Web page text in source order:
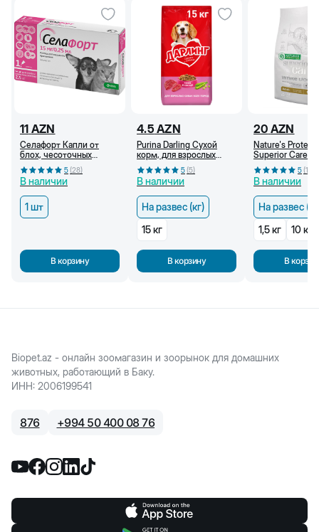
11 AZN
Селафорт Капли от
блох, чесоточных
клещей и гельминтов
для кошек и собак
весом до 2,5 кг
5(28)
В наличии
1 шт
В корзину
4.5 AZN
Purina Darling Сухой
корм, для взрослых
собак, c мясом и
овощами (кг)
5(5)
В наличии
На развес (кг)
15 кг
В корзину
20 AZN
Nature's
Superior Care
корм, для
мелких пород,
беззерновой, c
ягненком (кг)
5(10
В наличии
На развес
1,5 кг
10 кг
В
Biopet.az - онлайн зоомагазин и зоорынок для домашних
животных, работающий в Баку.
ИНН: 2006199541
876 +994 50 400 08 76